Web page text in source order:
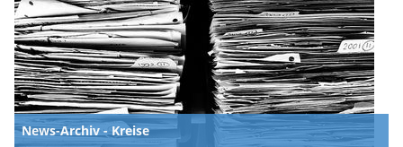
News-Archiv - Kreise